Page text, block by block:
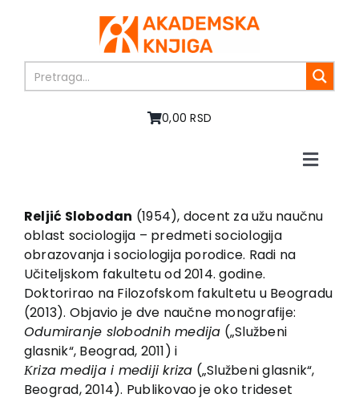
0,00 RSD
Toggle
About us
Books
In preparation
Sale
Authors
News
EU PROJECTS
Contact
Reljić Slobodan (1954), docent za užu naučnu
oblast sociologija – predmeti sociologija
obrazovanja i sociologija porodice. Radi na
Učiteljskom fakultetu od 2014. godine.
Doktorirao na Filozofskom fakultetu u Beogradu
(2013). Objavio je dve naučne monografije:
Odumiranje slobodnih medija („Službeni
glasnik“, Beograd, 2011) i
Кriza medija i mediji kriza („Službeni glasnik“,
Beograd, 2014). Publikovao je oko trideset